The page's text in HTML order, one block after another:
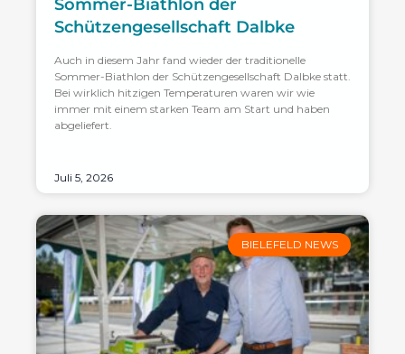
Sommer-Biathlon der
Schützengesellschaft Dalbke
Auch in diesem Jahr fand wieder der traditionelle
Sommer-Biathlon der Schützengesellschaft Dalbke statt.
Bei wirklich hitzigen Temperaturen waren wir wie
immer mit einem starken Team am Start und haben
abgeliefert.
Juli 5, 2026
BIELEFELD NEWS